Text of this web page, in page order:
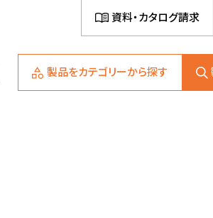
資料・カタログ請求
製品をカテゴリーから探す